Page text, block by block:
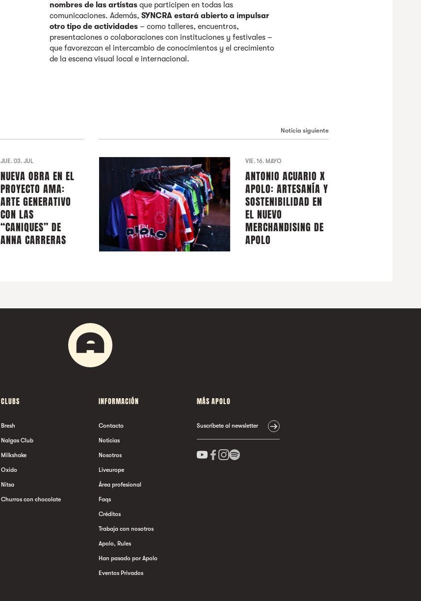
nombres de las artistas que participen en todas las
comunicaciones. Además, SYNCRA estará abierto a impulsar
otro tipo de actividades – como talleres, encuentros,
presentaciones o colaboraciones con instituciones y festivales –
que favorezcan el intercambio de conocimientos y el crecimiento
de la escena visual local e internacional.
JUE. 03. JUL
NUEVA OBRA EN EL
PROYECTO AMA:
ARTE GENERATIVO
CON LAS
“CANIQUES” DE
ANNA CARRERAS
Noticia siguiente
VIE. 16. MAYO
ANTONIO ACUARIO X
APOLO: ARTESANÍA Y
SOSTENIBILIDAD EN
EL NUEVO
MERCHANDISING DE
APOLO
CLUBS
Bresh
Nalgas Club
Milkshake
Oxido
Nitsa
Churros con chocolate
INFORMACIÓN
Contacto
Noticias
Nosotros
Liveurope
Área profesional
Faqs
Créditos
Trabaja con nosotros
Apolo, Rules
Han pasado por Apolo
Eventos Privados
MÁS APOLO
Suscríbete al newsletter